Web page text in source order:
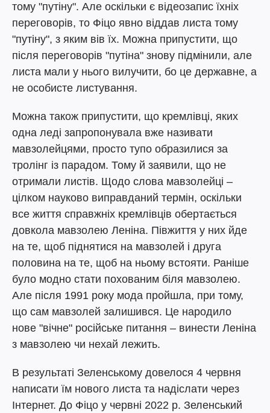
тому "путіну". Але оскільки є відеозапис їхніх
переговорів, то Фіцо явно віддав листа тому
"путіну", з яким вів їх. Можна припустити, що
після переговорів "путіна" знову підмінили, але
листа мали у нього вилучити, бо це державне, а
не особисте листування.
Можна також припустити, що кремлівці, яких
одна леді запропонувала вже називати
мавзолейцями, просто тупо образилися за
тролінг із парадом. Тому й заявили, що не
отримали листів. Щодо слова мавзолейці –
цілком науково виправданий термін, оскільки
все життя справжніх кремлівців обертається
довкола мавзолею Леніна. Півжиття у них йде
на те, щоб піднятися на мавзолей і друга
половина на те, щоб на ньому встояти. Раніше
було модно стати похованим біля мавзолею.
Але після 1991 року мода пройшла, при тому,
що сам мавзолей залишився. Це народило
нове "вічне" російське питання – винести Леніна
з мавзолею чи нехай лежить.
В результаті Зеленському довелося 4 червня
написати їм нового листа та надіслати через
Інтернет. До Фіцо у червні 2022 р. Зеленський